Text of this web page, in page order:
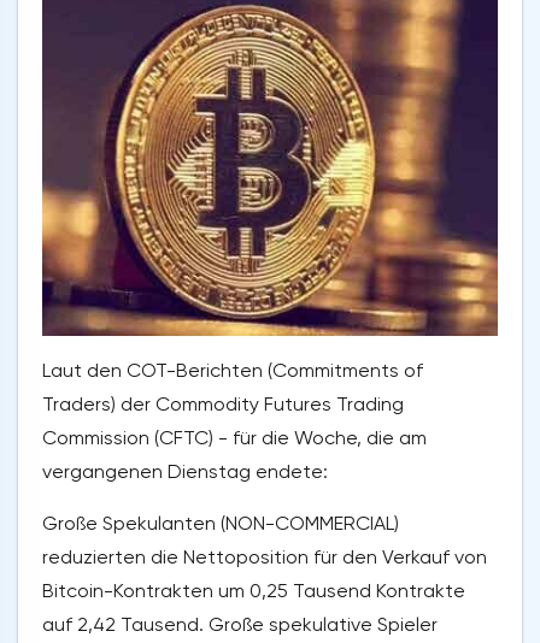
Laut den COT-Berichten (Commitments of
Traders) der Commodity Futures Trading
Commission (CFTC) - für die Woche, die am
vergangenen Dienstag endete:
Große Spekulanten (NON-COMMERCIAL)
reduzierten die Nettoposition für den Verkauf von
Bitcoin-Kontrakten um 0,25 Tausend Kontrakte
auf 2,42 Tausend. Große spekulative Spieler